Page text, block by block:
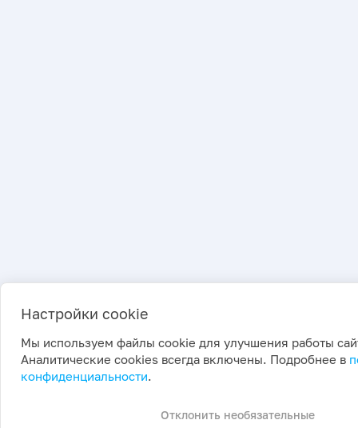
Настройки cookie
Мы используем файлы cookie для улучшения работы
Аналитические cookies всегда включены. Подробнее в
конфиденциальности.
Отклонить необязательные